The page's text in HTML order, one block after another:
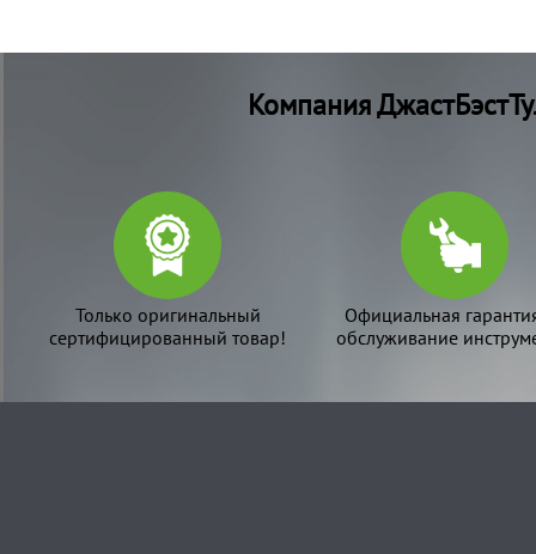
Компания
Только оригинальный
сертифицированный товар!
Официальная
обслуживание